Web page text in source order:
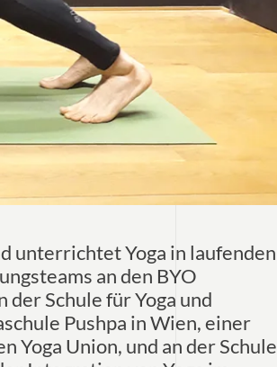
unterrichtet Yoga in laufenden
an den BYO
Schule für Yoga und
Pushpa in Wien, einer
Yoga Union, und an der Schule